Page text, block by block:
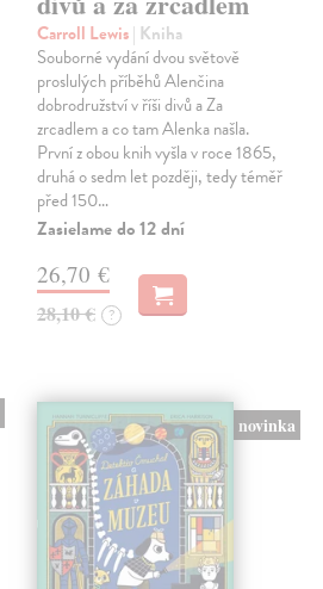
Carroll Lewis| Kniha
Souborné vydání dvou světově
proslulých příběhů Alenčina
dobrodružství v říši divů a Za
zrcadlem a co tam Alenka našla.
První z obou knih vyšla v roce 1865,
druhá o sedm let později, tedy téměř
před 150…
Zasielame do 12 dní
26,70 €
28,10 € ?
novinka